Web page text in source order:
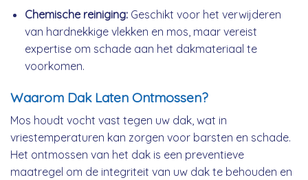
Chemische reiniging:Geschikt voor het verwijderen
van hardnekkige vlekken en mos, maar vereist
expertise om schade aan het dakmateriaal te
voorkomen.
Waarom Dak Laten Ontmossen?
Mos houdt vocht vast tegen uw dak, wat in
vriestemperaturen kan zorgen voor barsten en schade.
Het ontmossen van het dak is een preventieve
maatregel om de integriteit van uw dak te behouden en